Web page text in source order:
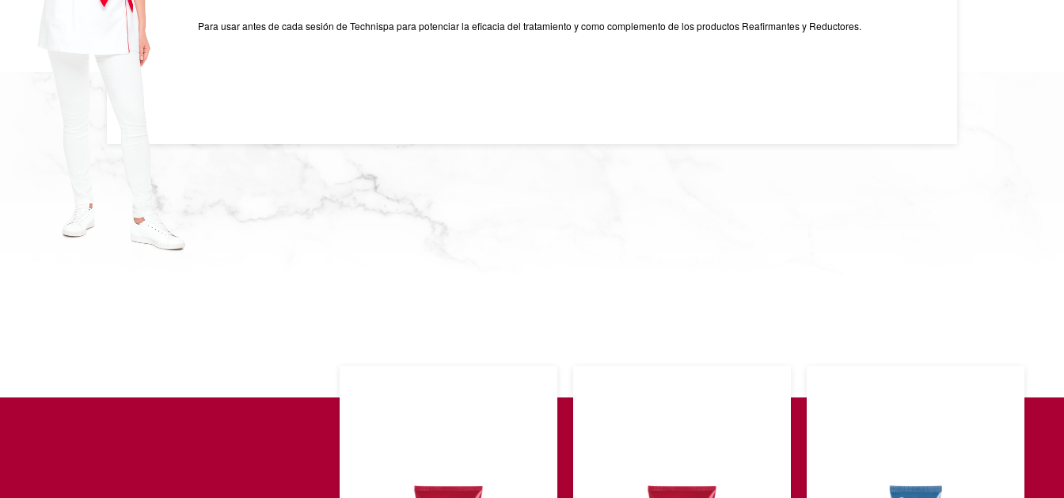
Para usar antes de cada sesión de Technispa para potenciar la eficacia del tratamiento y como complemento de los productos Reafirmantes y Reductores.